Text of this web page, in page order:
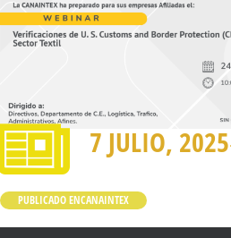
7 JULIO, 2025
PUBLICADO ENCANAINTEX